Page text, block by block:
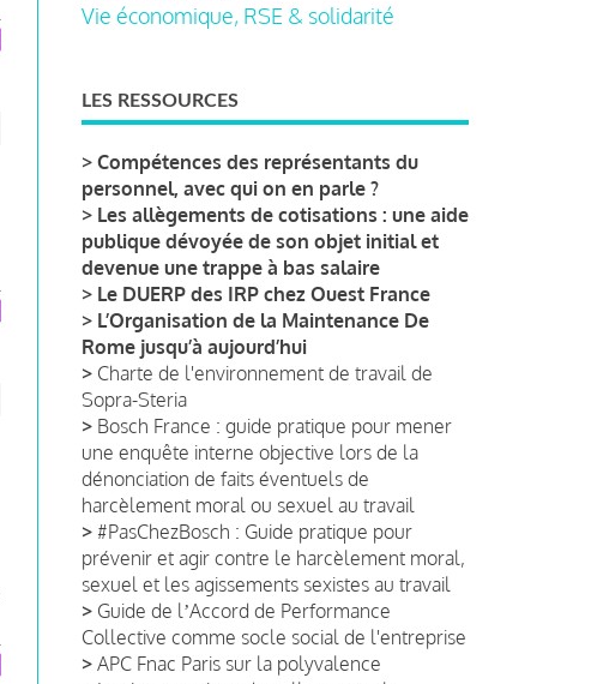
Vie économique, RSE & solidarité
LES RESSOURCES
> Compétences des représentants du
personnel, avec qui on en parle ?
> Les allègements de cotisations : une aide
publique dévoyée de son objet initial et
devenue une trappe à bas salaire
> Le DUERP des IRP chez Ouest France
> L’Organisation de la Maintenance De
Rome jusqu’à aujourd’hui
> Charte de l'environnement de travail de
Sopra-Steria
> Bosch France : guide pratique pour mener
une enquête interne objective lors de la
dénonciation de faits éventuels de
harcèlement moral ou sexuel au travail
> #PasChezBosch : Guide pratique pour
prévenir et agir contre le harcèlement moral,
sexuel et les agissements sexistes au travail
> Guide de lʼAccord de Performance
Collective comme socle social de l'entreprise
> APC Fnac Paris sur la polyvalence